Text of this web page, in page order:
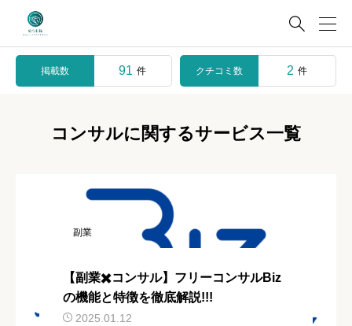

掲載数 91 件 クチコミ数 2 件
コンサルに関するサービス一覧
副業
【副業✖️コンサル】フリーコンサルBiz
の機能と特徴を徹底解説!!!
2025.01.12